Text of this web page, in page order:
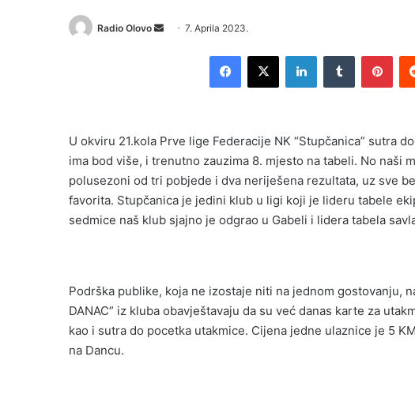
Radio Olovo
Send7. Aprila 2023.
Facebook
X LinkedInTumblr
U okviru 21.kola Prve lige Federacije NK “Stupčanica” sutra
ima bod više, i trenutno zauzima 8. mjesto na tabeli. No naši
polusezoni od tri pobjede i dva neriješena rezultata, uz sve
favorita. Stupčanica je jedini klub u ligi koji je lideru tabele
sedmice naš klub sjajno je odgrao u Gabeli i lidera tabela
Podrška publike, koja ne izostaje niti na jednom gostovanju,
DANAC” iz kluba obavještavaju da su već danas karte za
kao i sutra do pocetka utakmice. Cijena jedne ulaznice je 5
na Dancu.